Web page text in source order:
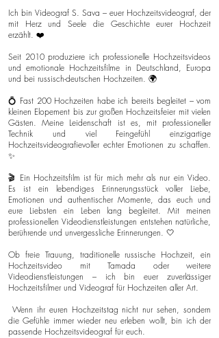
Ich bin Videograf S. Sava – euer Hochzeitsvideograf, der
mit Herz und Seele die Geschichte eurer Hochzeit
erzählt. ❤️
Seit 2010 produziere ich professionelle Hochzeitsvideos
und emotionale Hochzeitsfilme in Deutschland, Europa
und bei russisch-deutschen Hochzeiten. 🌍
💍 Fast 200 Hochzeiten habe ich bereits begleitet – vom
kleinen Elopement bis zur großen Hochzeitsfeier mit vielen
Gästen. Meine Leidenschaft ist es, mit professioneller
Technik und viel Feingefühl einzigartige
Hochzeitsvideografievoller echter Emotionen zu schaffen.
✨
🎬 Ein Hochzeitsfilm ist für mich mehr als nur ein Video.
Es ist ein lebendiges Erinnerungsstück voller Liebe,
Emotionen und authentischer Momente, das euch und
eure Liebsten ein Leben lang begleitet. Mit meinen
professionellen Videodienstleistungen entstehen natürliche,
berührende und unvergessliche Erinnerungen. 🤍
Ob freie Trauung, traditionelle russische Hochzeit, ein
Hochzeitsvideo mit Tamada oder weitere
Videodienstleistungen – ich bin euer zuverlässiger
Hochzeitsfilmer und Videograf für Hochzeiten aller Art.
Wenn ihr euren Hochzeitstag nicht nur sehen, sondern
die Gefühle immer wieder neu erleben wollt, bin ich der
passende Hochzeitsvideograf für euch.